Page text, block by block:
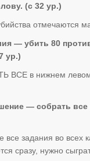
(с 32 ур.)
отмечаются
— убить 80
ур.)
ВСЕ в нижнем левом
— собрать все
все задания во всех
сразу, нужно